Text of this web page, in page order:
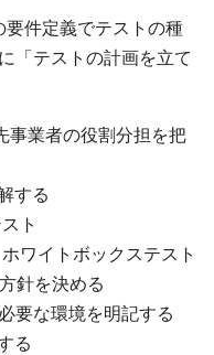
件定義でテストの種
「テストの計画を立て
事業者の役割分担を把
する
ト
ワイトボックステスト
針を決める
要な環境を明記する
る